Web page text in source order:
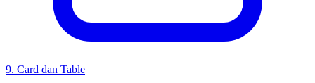
9. Card dan Table